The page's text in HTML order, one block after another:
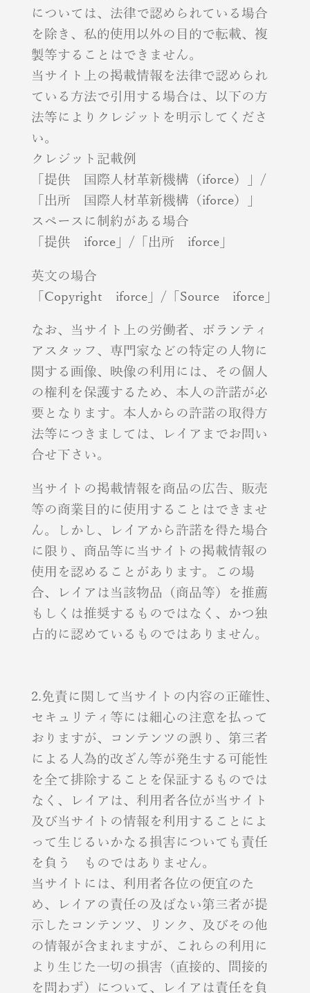
については、法律で認められている場合
を除き、私的使用以外の目的で転載、複
製等することはできません。
当サイト上の掲載情報を法律で認められ
ている方法で引用する場合は、以下の方
法等によりクレジットを明示してくださ
い。
クレジット記載例
「提供 国際人材革新機構（iforce）」/
「出所 国際人材革新機構（iforce）」
スペースに制約がある場合
「提供 iforce」/「出所 iforce」
英文の場合
「Copyright iforce」/「Source iforce」
なお、当サイト上の労働者、ボランティ
アスタッフ、専門家などの特定の人物に
関する画像、映像の利用には、その個人
の権利を保護するため、本人の許諾が必
要となります。本人からの許諾の取得方
法等につきましては、レイアまでお問い
合せ下さい。
当サイトの掲載情報を商品の広告、販売
等の商業目的に使用することはできませ
ん。しかし、レイアから許諾を得た場合
に限り、商品等に当サイトの掲載情報の
使用を認めることがあります。この場
合、レイアは当該物品（商品等）を推薦
もしくは推奨するものではなく、かつ独
占的に認めているものではありません。
2.免責に関して当サイトの内容の正確性、
セキュリティ等には細心の注意を払って
おりますが、コンテンツの誤り、第三者
による人為的改ざん等が発生する可能性
を全て排除することを保証するものでは
なく、レイアは、利用者各位が当サイト
及び当サイトの情報を利用することによ
って生じるいかなる損害についても責任
を負う ものではありません。
当サイトには、利用者各位の便宜のた
め、レイアの責任の及ばない第三者が提
示したコンテンツ、リンク、及びその他
の情報が含まれますが、これらの利用に
より生じた一切の損害（直接的、間接的
を問わず）について、レイアは責任を負